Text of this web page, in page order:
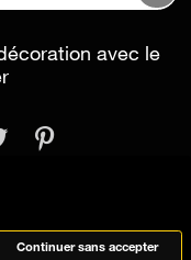
d'utilisation
Continuer sans accepter